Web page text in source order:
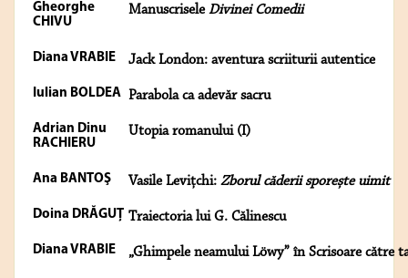
Gheorghe
CHIVU
ManuscriseleDivinei Comedii
Diana VRABIE Jack London: aventura scriiturii autentice
Iulian BOLDEA Parabola ca adevăr sacru
Adrian Dinu
RACHIERU
Utopia romanului (I)
Ana BANTOŞ Vasile Levițchi: Zborul căderii sporește uimit
Doina DRĂGUŢ Traiectoria lui G. Călinescu
Diana VRABIE „Ghimpele neamului Löwy” în Scrisoare către